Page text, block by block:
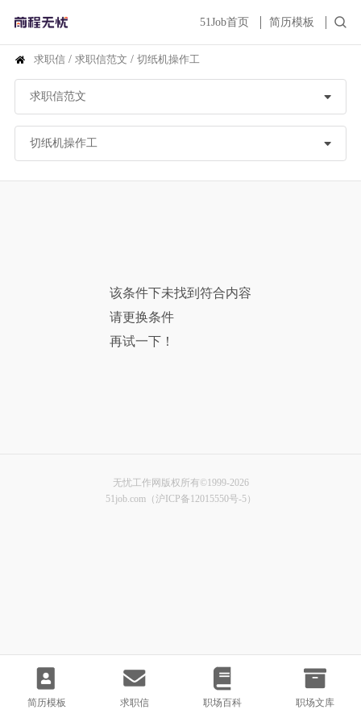
51Job首页 简历模板
简历模板 求职信 职场百科 职场文库
求职信 / 求职信范文 / 切纸机操作工
该条件下未找到符合内容
请更换条件
再试一下！
无忧工作网版权所有©1999-2026
51job.com（沪ICP备12015550号-5）